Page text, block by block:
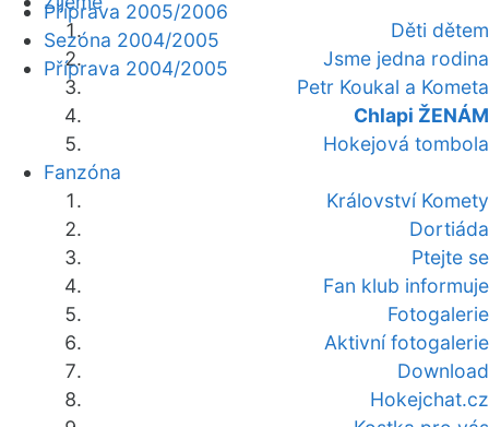
Děti dětem
Jsme jedna rodina
Petr Koukal a Kometa
Chlapi ŽENÁM
Hokejová tombola
Fanzóna
Království Komety
Dortiáda
Ptejte se
Fan klub informuje
Fotogalerie
Aktivní fotogalerie
Download
Hokejchat.cz
Příprava 2005/2006
Sezóna 2004/2005
Příprava 2004/2005